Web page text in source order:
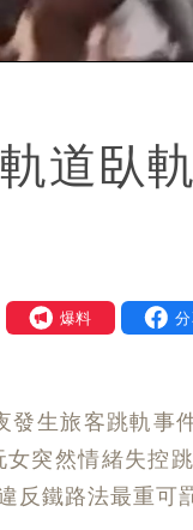
道臥
我要爆料
發生旅客跳軌事
突然情緒失控
鐵路法最重可